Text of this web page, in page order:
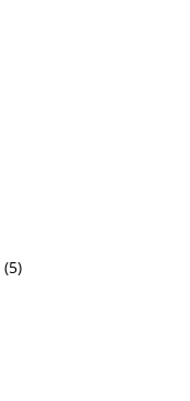
(5)